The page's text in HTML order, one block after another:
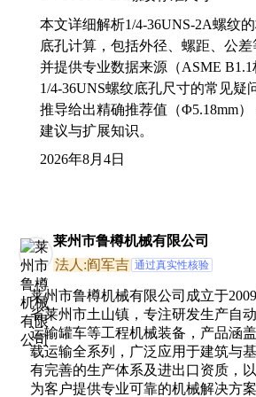
本文详细解析1/4-36UNS-2A螺纹
底孔计算，包括外径、螺距、公差
并提供专业数据来源（ASME
1/4-36UNS螺纹底孔尺寸的常见疑
推导给出精确推荐值（Φ5.18mm
建议与扩展知识。
2026年8月4日
莱州市鲁樽机械有限公司
法人:阎军吉 通过真实性核验
莱州市鲁樽机械有限公司成立于
省莱州市土山镇，专注研发生产自
运输罐车等工程机械装备，产品涵
载运输全系列，广泛应用于建筑与
有完善的生产体系及进出口资质，
为客户提供专业可靠的机械解决方案